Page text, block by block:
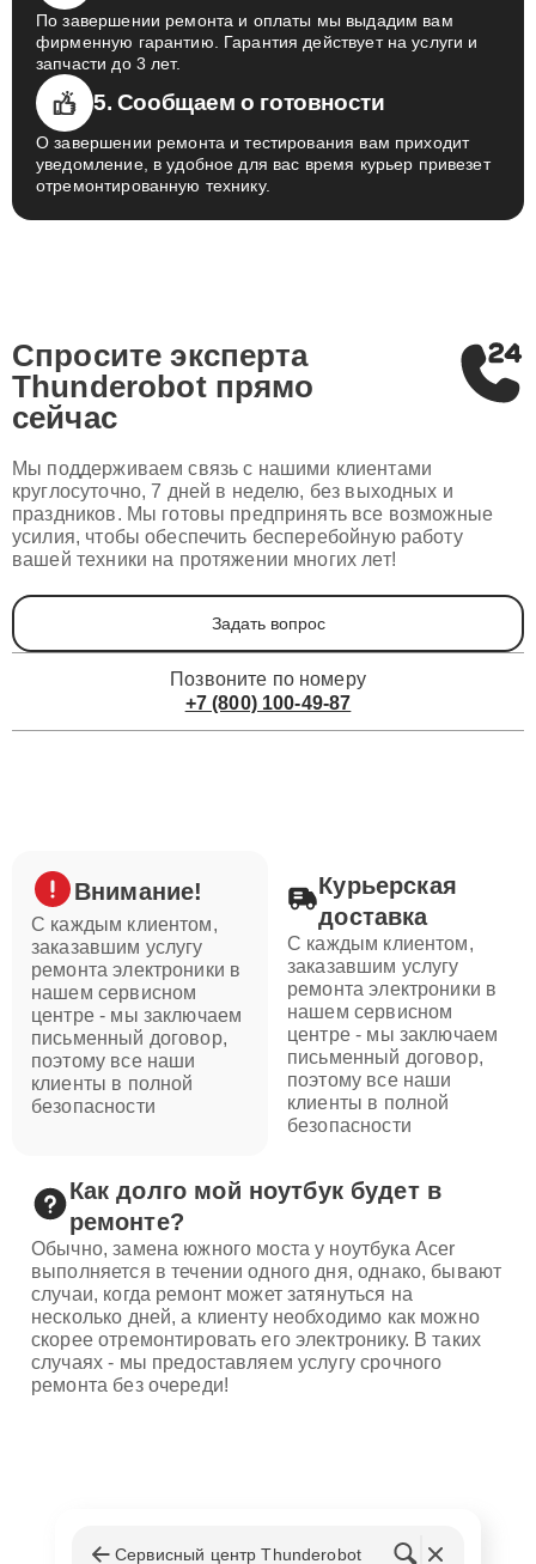
По завершении ремонта и оплаты мы выдадим вам
фирменную гарантию. Гарантия действует на услуги и
запчасти до 3 лет.
5. Сообщаем о готовности
О завершении ремонта и тестирования вам приходит
уведомление, в удобное для вас время курьер привезет
отремонтированную технику.
Спросите эксперта
Thunderobot прямо
сейчас
Мы поддерживаем связь с нашими клиентами
круглосуточно, 7 дней в неделю, без выходных и
праздников. Мы готовы предпринять все возможные
усилия, чтобы обеспечить бесперебойную работу
вашей техники на протяжении многих лет!
Задать вопрос
Позвоните по номеру
+7 (800) 100-49-87
Внимание!
С каждым клиентом,
заказавшим услугу
ремонта электроники в
нашем сервисном
центре - мы заключаем
письменный договор,
поэтому все наши
клиенты в полной
безопасности
Курьерская
доставка
С каждым клиентом,
заказавшим услугу
ремонта электроники в
нашем сервисном
центре - мы заключаем
письменный договор,
поэтому все наши
клиенты в полной
безопасности
Как долго мой ноутбук будет в
ремонте?
Обычно, замена южного моста у ноутбука Acer
выполняется в течении одного дня, однако, бывают
случаи, когда ремонт может затянуться на
несколько дней, а клиенту необходимо как можно
скорее отремонтировать его электронику. В таких
случаях - мы предоставляем услугу срочного
ремонта без очереди!
Сервисный центр Thunderobot